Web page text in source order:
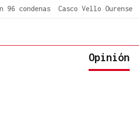
96 condenas Casco Vello Ourense
Opinión